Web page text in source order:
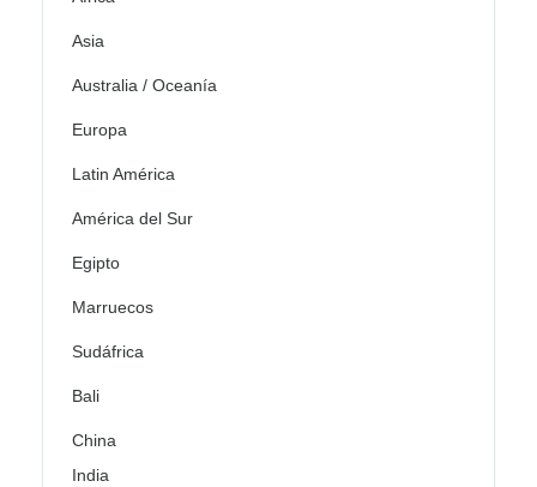
Asia
Australia / Oceanía
Europa
Latin América
América del Sur
Egipto
Marruecos
Sudáfrica
Bali
China
India